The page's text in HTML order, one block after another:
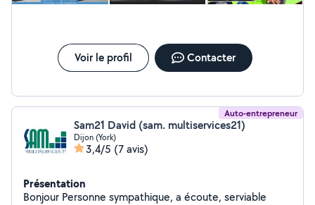
Voir le profil Contacter
Auto-entrepreneur
Sam21 David (sam. multiservices21)
Dijon (York)
3,4/5 (7 avis)
Présentation
Bonjour Personne sympathique, a écoute, serviable